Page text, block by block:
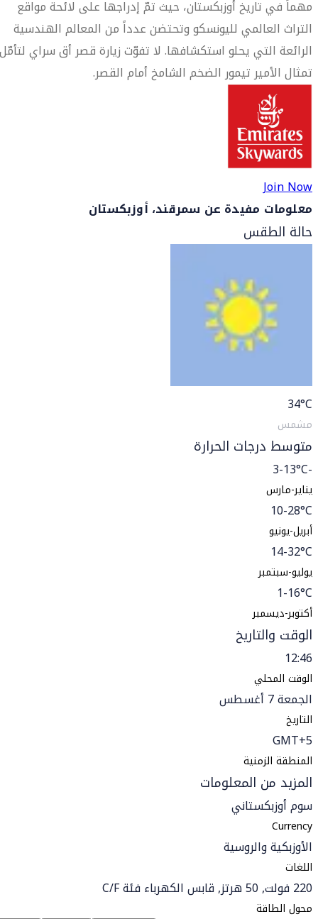
مهماً في تاريخ أوزبكستان، حيث تمّ إدراجها على لائحة مواقع
التراث العالمي لليونسكو وتحتضن عدداً من المعالم الهندسية
الرائعة التي يحلو استكشافها. لا تفوّت زيارة قصر أق سراي لتأمّل
تمثال الأمير تيمور الضخم الشامخ أمام القصر.
Join Now
معلومات مفيدة عن سمرقند، أوزبكستان
حالة الطقس
34°C
مشمس
متوسط درجات الحرارة
-3-13°C
يناير-مارس
10-28°C
أبريل-يونيو
14-32°C
يوليو-سبتمبر
1-16°C
أكتوبر-ديسمبر
الوقت والتاريخ
12:46
الوقت المحلي
الجمعة 7 أغسطس
التاريخ
GMT+5
المنطقة الزمنية
المزيد من المعلومات
سوم أوزبكستاني
Currency
الأوزبكية والروسية
اللغات
220 فولت, 50 هرتز, قابس الكهرباء فئة C/F
محول الطاقة